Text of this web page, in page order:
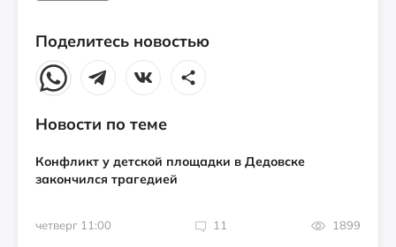
Поделитесь новостью
Новости по теме
Конфликт у детской площадки в Дедовске
закончился трагедией
четверг 11:00 11 1899